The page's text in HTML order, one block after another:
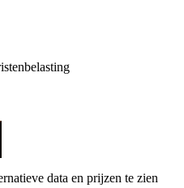
data en prijzen te zien